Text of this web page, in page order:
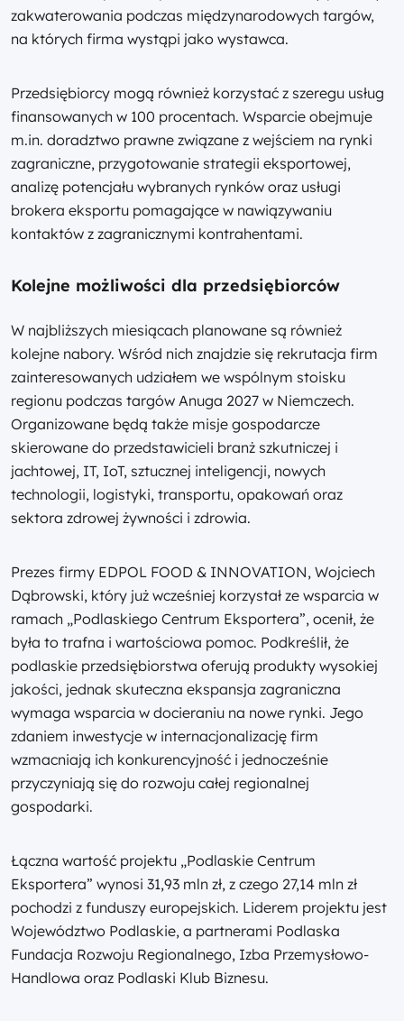
zakwaterowania podczas międzynarodowych targów,
na których firma wystąpi jako wystawca.
Przedsiębiorcy mogą również korzystać z szeregu usług
finansowanych w 100 procentach. Wsparcie obejmuje
m.in. doradztwo prawne związane z wejściem na rynki
zagraniczne, przygotowanie strategii eksportowej,
analizę potencjału wybranych rynków oraz usługi
brokera eksportu pomagające w nawiązywaniu
kontaktów z zagranicznymi kontrahentami.
Kolejne możliwości dla przedsiębiorców
W najbliższych miesiącach planowane są również
kolejne nabory. Wśród nich znajdzie się rekrutacja firm
zainteresowanych udziałem we wspólnym stoisku
regionu podczas targów Anuga 2027 w Niemczech.
Organizowane będą także misje gospodarcze
skierowane do przedstawicieli branż szkutniczej i
jachtowej, IT, IoT, sztucznej inteligencji, nowych
technologii, logistyki, transportu, opakowań oraz
sektora zdrowej żywności i zdrowia.
Prezes firmy EDPOL FOOD & INNOVATION, Wojciech
Dąbrowski, który już wcześniej korzystał ze wsparcia w
ramach „Podlaskiego Centrum Eksportera”, ocenił, że
była to trafna i wartościowa pomoc. Podkreślił, że
podlaskie przedsiębiorstwa oferują produkty wysokiej
jakości, jednak skuteczna ekspansja zagraniczna
wymaga wsparcia w docieraniu na nowe rynki. Jego
zdaniem inwestycje w internacjonalizację firm
wzmacniają ich konkurencyjność i jednocześnie
przyczyniają się do rozwoju całej regionalnej
gospodarki.
Łączna wartość projektu „Podlaskie Centrum
Eksportera” wynosi 31,93 mln zł, z czego 27,14 mln zł
pochodzi z funduszy europejskich. Liderem projektu jest
Województwo Podlaskie, a partnerami Podlaska
Fundacja Rozwoju Regionalnego, Izba Przemysłowo-
Handlowa oraz Podlaski Klub Biznesu.